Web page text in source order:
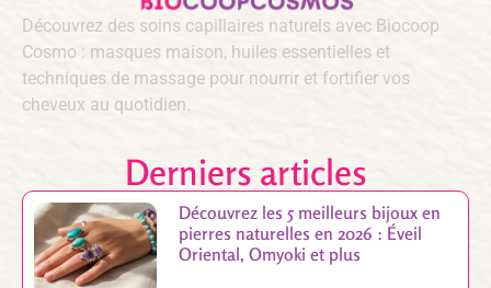
Découvrez des soins capillaires naturels avec Biocoop
Cosmo : masques maison, huiles essentielles et
techniques de massage pour nourrir et fortifier vos
cheveux au quotidien.
Derniers articles
Découvrez les 5 meilleurs bijoux en
pierres naturelles en 2026 : Éveil
Oriental, Omyoki et plus